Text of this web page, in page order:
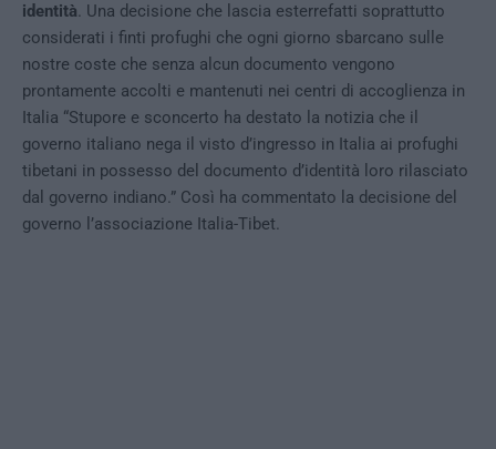
identità. Una decisione che lascia esterrefatti soprattutto
considerati i finti profughi che ogni giorno sbarcano sulle
nostre coste che senza alcun documento vengono
prontamente accolti e mantenuti nei centri di accoglienza in
Italia “Stupore e sconcerto ha destato la notizia che il
governo italiano nega il visto d’ingresso in Italia ai profughi
tibetani in possesso del documento d’identità loro rilasciato
dal governo indiano.” Così ha commentato la decisione del
governo l’associazione Italia-Tibet.